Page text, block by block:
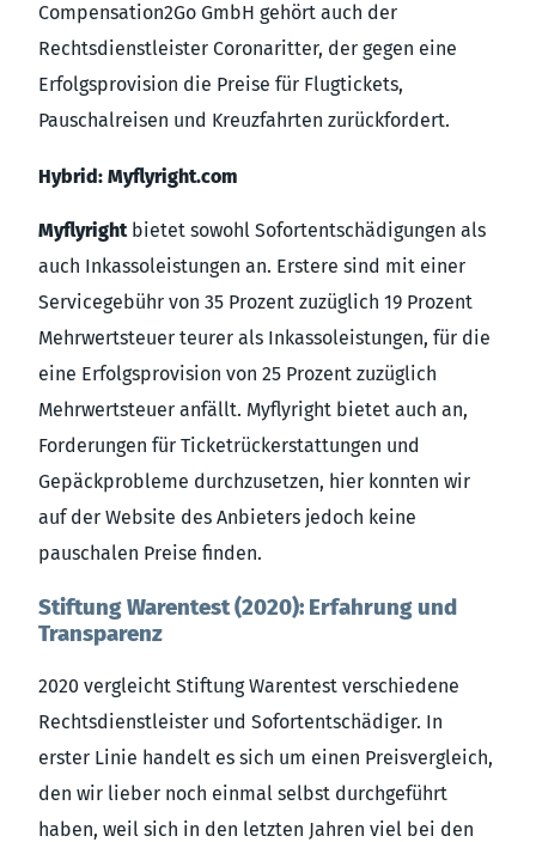
Compensation2Go GmbH gehört auch der
Rechtsdienstleister Coronaritter, der gegen eine
Erfolgsprovision die Preise für Flugtickets,
Pauschalreisen und Kreuzfahrten zurückfordert.
Hybrid: Myflyright.com
Myflyrightbietet sowohl Sofortentschädigungen als
auch Inkassoleistungen an. Erstere sind mit einer
Servicegebühr von 35 Prozent zuzüglich 19 Prozent
Mehrwertsteuer teurer als Inkassoleistungen, für die
eine Erfolgsprovision von 25 Prozent zuzüglich
Mehrwertsteuer anfällt. Myflyright bietet auch an,
Forderungen für Ticketrückerstattungen und
Gepäckprobleme durchzusetzen, hier konnten wir
auf der Website des Anbieters jedoch keine
pauschalen Preise finden.
Stiftung Warentest (2020): Erfahrung und
Transparenz
2020 vergleicht Stiftung Warentest verschiedene
Rechtsdienstleister und Sofortentschädiger. In
erster Linie handelt es sich um einen Preisvergleich,
den wir lieber noch einmal selbst durchgeführt
haben, weil sich in den letzten Jahren viel bei den